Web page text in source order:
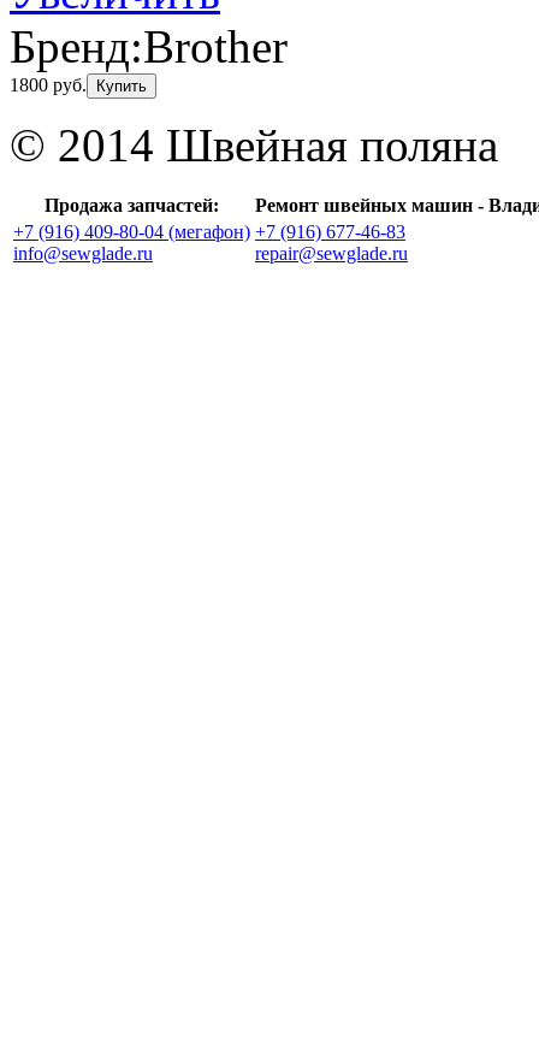
Бренд:Brother
1800 руб. Купить
© 2014 Швейная поляна
Продажа запчастей:
Ремонт швейных машин -
+7 (916) 409-80-04 (мегафон)
info@sewglade.ru
+7 (916) 677-46-83
repair@sewglade.ru